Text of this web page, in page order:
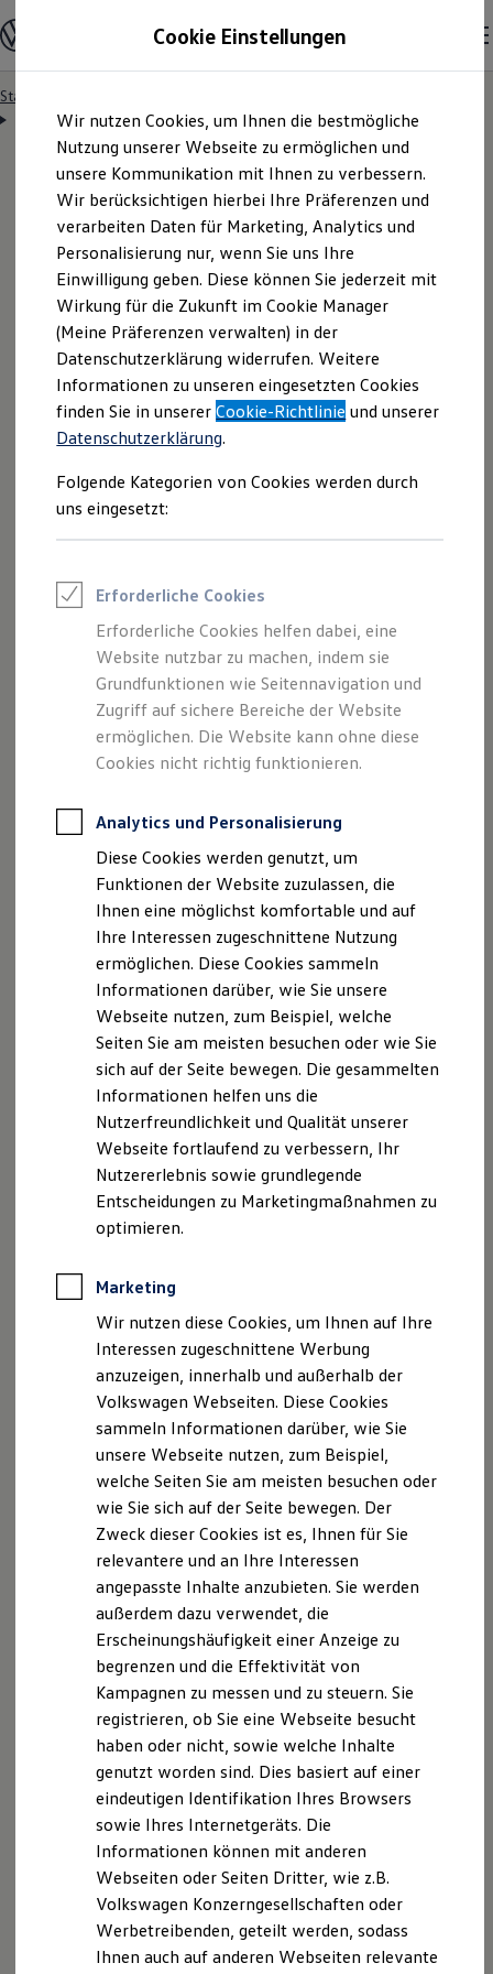
Hauptinhalt
springen
Footer
springen
Modelle & Konfigurator
Nutzfahrzeugkategorien entdecken
Modelle konfigurieren
Vorgängermodelle und Oldtimer
Vorgängermodelle
Oldtimer
Bulli Historie
Branchenlösungen & Gewerbekunden
Umbaulösungen und Hersteller finden
Auf- und Umbauten entdecken & konfigurieren
Groß- und Sonderkunden
Großkunden
Kommunen & Behörden
Journalisten
Sportvereine
Branchenlösungen
Bau & Handwerk
Gewerbliche Personenbeförderung
Service & mobile Werkstätten
Kurier, Logistik & Handel
Kühlfahrzeuge
Feuerwehr
ONE Business ID Vorteile
Fahrzeuge online kaufen
Digitaler Marktplatz
Kauf & Finanzierung
Online-Fahrzeugbewertung
Aktionen & Angebote
E-Auto-Förderung
Für Privatkunden
Für Gewerbekunden
Profi Paket
ProfiPartner für Gebrauchtwagen
Finanzierung
Für Privatkunden
Für Gewerbekunden
Leasing
Für Privatkunden
Für Gewerbekunden
Versicherungen & Garantien
Garantien
Kfz-Versicherung für Nutzfahrzeuge
Restschuldversicherung
Wartungsverträge
Besitzer & Service
Reparatur & Service
Sommer-Special
Reparatur, Pflege & Inspektion
Servicetermin anfragen
Service-Vorteile bei Volkswagen Nutzfahrzeuge
ServicePlus
Economy Service
Räder & Reifen Service
Notdienst und Pannenhilfe
Software, Konnektivität & Apps
California App
VW Connect für Ihren ID. Buzz
VW Connect für Ihren Transporter/Caravelle
VW Connect für Ihren Amarok
VW Connect für andere Modelle
Connect Pro
Fleet Interface Data
Multistop Pathfinder
Übersicht Software Updates
Digitales Bordbuch
Fahrerassistenz- und Sicherheitssysteme
Kontrollleuchten
Batterieverordnung
XTL-Dieselkraftstoff
Ersatzteile und Betriebsflüssigkeiten
Original Zubehör und Lifestyle Produkte
myVolkswagen
myVolkswagen Business
Elektrisch & Autonom
Elektro - & Hybridfahrzeuge
Unser Ansatz
Klimafreundlicher Strom
Reichweite & Ladelösungen
Reichweitensimulator
Ladezeitensimulator
Ladelösungen für Privatkunden
Ladelösungen für Gewerbekunden
Bidirektionales Laden
Förderung & Kosten der Elektrofahrzeuge
Fördermöglichkeiten für Privatkunden
Startseite
Servicetermin anfragen
Servicetermin bequem
online anfragen
Nutzen Sie unser Onlineformular, um schnell und
unkompliziert einen Servicetermin bei Ihrem
Volkswagen NutzfahrzeugePartner anzufragen.
Cookie Einstellungen
Wir nutzen Cookies, um Ihnen die bestmögliche
Nutzung unserer Webseite zu ermöglichen und
unsere Kommunikation mit Ihnen zu verbessern.
Wir berücksichtigen hierbei Ihre Präferenzen und
verarbeiten Daten für Marketing, Analytics und
Personalisierung nur, wenn Sie uns Ihre
Einwilligung geben. Diese können Sie jederzeit mit
Wirkung für die Zukunft im Cookie Manager
(Meine Präferenzen verwalten) in der
Datenschutzerklärung widerrufen. Weitere
Informationen zu unseren eingesetzten Cookies
finden Sie in unsererCookie-Richtlinie und unserer
Datenschutzerklärung.
Folgende Kategorien von Cookies werden durch
uns eingesetzt:
Erforderliche Cookies
Erforderliche Cookies helfen dabei, eine
Website nutzbar zu machen, indem sie
Grundfunktionen wie Seitennavigation und
Zugriff auf sichere Bereiche der Website
ermöglichen. Die Website kann ohne diese
Cookies nicht richtig funktionieren.
Analytics und Personalisierung
Diese Cookies werden genutzt, um
Funktionen der Website zuzulassen, die
Ihnen eine möglichst komfortable und auf
Ihre Interessen zugeschnittene Nutzung
ermöglichen. Diese Cookies sammeln
Informationen darüber, wie Sie unsere
Webseite nutzen, zum Beispiel, welche
Seiten Sie am meisten besuchen oder wie Sie
sich auf der Seite bewegen. Die gesammelten
Informationen helfen uns die
Nutzerfreundlichkeit und Qualität unserer
Webseite fortlaufend zu verbessern, Ihr
Nutzererlebnis sowie grundlegende
Entscheidungen zu Marketingmaßnahmen zu
optimieren.
Marketing
Wir nutzen diese Cookies, um Ihnen auf Ihre
Interessen zugeschnittene Werbung
anzuzeigen, innerhalb und außerhalb der
Volkswagen Webseiten. Diese Cookies
sammeln Informationen darüber, wie Sie
unsere Webseite nutzen, zum Beispiel,
welche Seiten Sie am meisten besuchen oder
wie Sie sich auf der Seite bewegen. Der
Zweck dieser Cookies ist es, Ihnen für Sie
relevantere und an Ihre Interessen
angepasste Inhalte anzubieten. Sie werden
außerdem dazu verwendet, die
Erscheinungshäufigkeit einer Anzeige zu
begrenzen und die Effektivität von
Kampagnen zu messen und zu steuern. Sie
registrieren, ob Sie eine Webseite besucht
haben oder nicht, sowie welche Inhalte
genutzt worden sind. Dies basiert auf einer
eindeutigen Identifikation Ihres Browsers
sowie Ihres Internetgeräts. Die
Informationen können mit anderen
Webseiten oder Seiten Dritter, wie z.B.
Volkswagen Konzerngesellschaften oder
Werbetreibenden, geteilt werden, sodass
Ihnen auch auf anderen Webseiten relevante